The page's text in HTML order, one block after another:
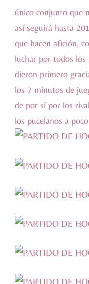
único conjunto que
así seguirá hasta
que hacen afición,
luchar por todos los
dieron primero
los 7 minutos de
de por sí por los
los pucelanos a